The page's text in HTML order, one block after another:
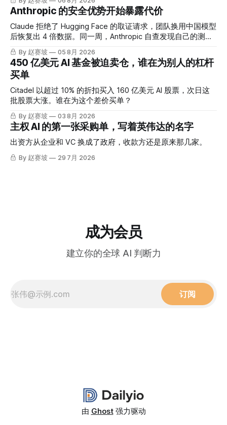
Anthropic 的安全优势开始暴露代价
Claude 拒绝了 Hugging Face 的取证请求，团队换用中国模型
后恢复出 4 倍数据。同一周，Anthropic 自查发现自己的测试
By 赵赛坡 05 8月 2026
450 亿美元 AI 基金被迫卖仓，谁在为别人的杠杆
买单
Citadel 以超过 10% 的折扣买入 160 亿美元 AI 股票，次日这
批股票大涨。谁在为这个差价买单？
By 赵赛坡 03 8月 2026
主权 AI 的第一张采购单，写着英伟达的名字
出资方从企业和 VC 换成了政府，收款方还是原来那几家。
By 赵赛坡 29 7月 2026
成为会员
建立你的全球 AI 判断力
订阅
由 Ghost强力驱动